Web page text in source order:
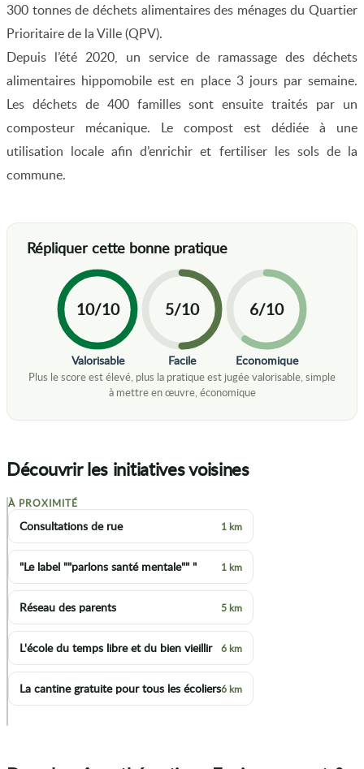
300 tonnes de déchets alimentaires des ménages du Quartier
Prioritaire de la Ville (QPV).
Depuis l’été 2020, un service de ramassage des déchets
alimentaires hippomobile est en place 3 jours par semaine.
Les déchets de 400 familles sont ensuite traités par un
composteur mécanique. Le compost est dédiée à une
utilisation locale afin d’enrichir et fertiliser les sols de la
commune.
10/10
Valorisable
5/10
Facile
6/10
Economique
Découvrir les initiatives voisines
+
−
À PROXIMITÉ
Consultations de rue 1 km
"Le label ""parlons santé mentale"" " 1 km
Réseau des parents 5 km
L'école du temps libre et du bien vieillir 6 km
La cantine gratuite pour tous les écoliers6 km